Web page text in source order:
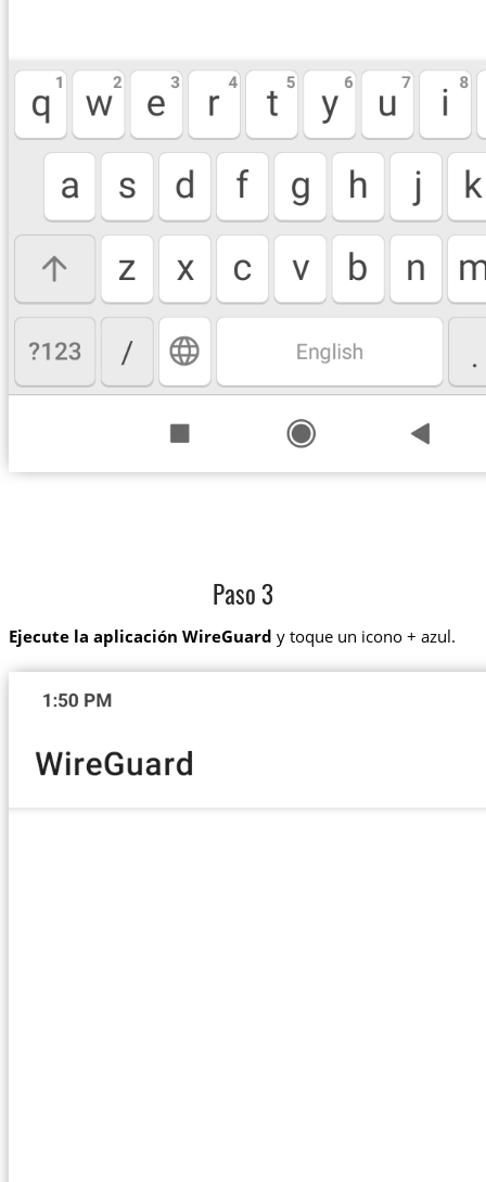
Paso 3
Ejecute la aplicación WireGuard y toque un icono + azul.